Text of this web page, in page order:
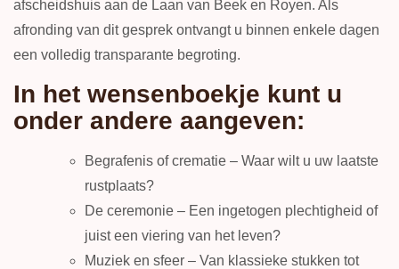
afscheidshuis aan de Laan van Beek en Royen. Als
afronding van dit gesprek ontvangt u binnen enkele dagen
een volledig transparante begroting.
In het wensenboekje kunt u
onder andere aangeven:
Begrafenis of crematie – Waar wilt u uw laatste
rustplaats?
De ceremonie – Een ingetogen plechtigheid of
juist een viering van het leven?
Muziek en sfeer – Van klassieke stukken tot